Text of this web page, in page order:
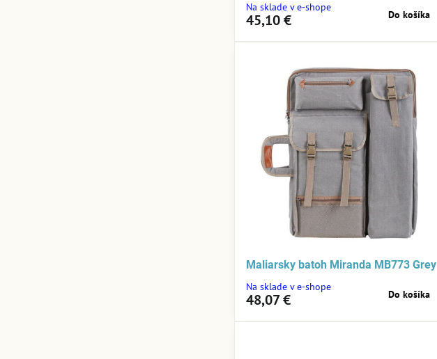
Na sklade v e-shope
45,10 € Do košíka
Maliarsky batoh Miranda MB773 Grey
Na sklade v e-shope
48,07 € Do košíka